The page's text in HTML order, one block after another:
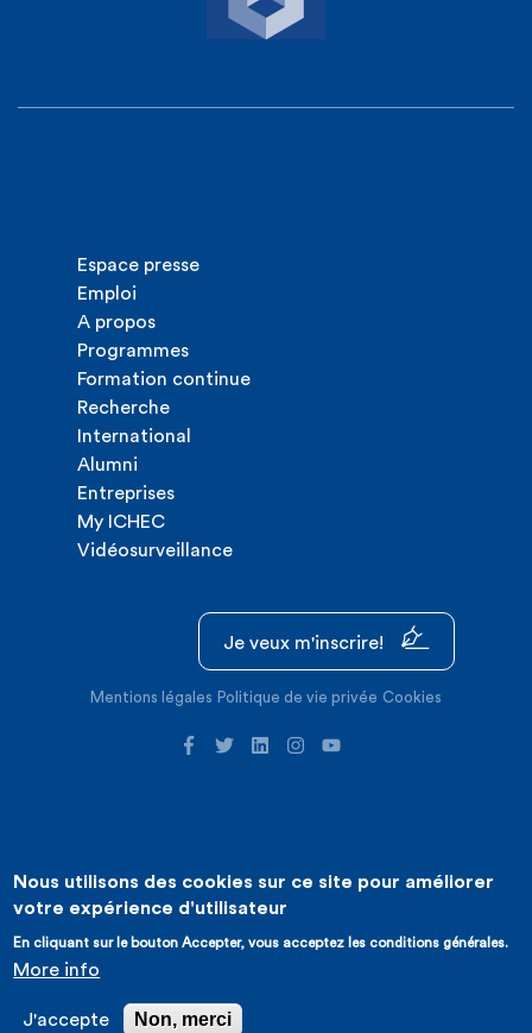
Espace presse
Emploi
A propos
Programmes
Formation continue
Recherche
International
Alumni
Entreprises
My ICHEC
Vidéosurveillance
Je veux m'inscrire!
Mentions légales Politique de vie privée Cookies
©2026 ICHEC |Création de site internet : Expansion
Nous utilisons des cookies sur ce site pour améliorer
votre expérience d'utilisateur
En cliquant sur le bouton Accepter, vous acceptez les conditions générales.
More info
J'accepte Non, merci